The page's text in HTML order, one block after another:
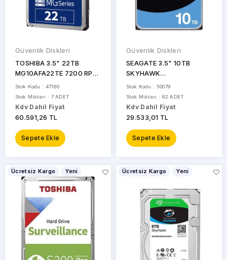
Güvenlik Diskleri
TOSHIBA 3.5" 22TB
MG10AFA22TE 7200 RPM
256MB SATA-3 NAS ve
Güvenlik Diski
Stok Kodu : 47160
Stok Miktarı : 7 ADET
Kdv Dahil Fiyat
60.591,26 TL
Sepete Ekle
Güvenlik Diskleri
SEAGATE 3.5" 10TB
SKYHAWK
ST10000VE001 7200
RPM 256MB SATA-3
Güvenlik Diski
Stok Kodu : 50079
Stok Miktarı : 82 ADET
Kdv Dahil Fiyat
29.533,01 TL
Sepete Ekle
Ücretsiz Kargo Yeni Ücretsiz Kargo Yeni